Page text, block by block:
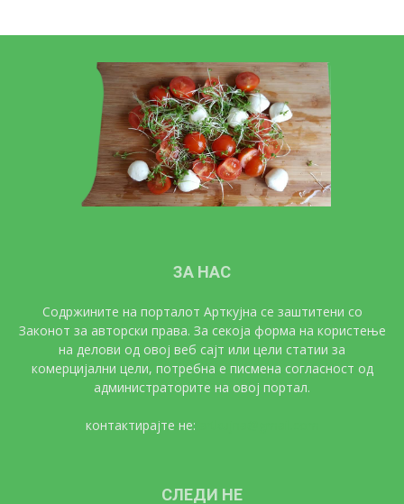
ЗА НАС
Содржините на порталот Арткујна се заштитени со
Законот за авторски права. За секоја форма на користење
на делови од овој веб сајт или цели статии за
комерцијални цели, потребна е писмена согласност од
администраторите на овој портал.
контактирајте не:
СЛЕДИ НЕ